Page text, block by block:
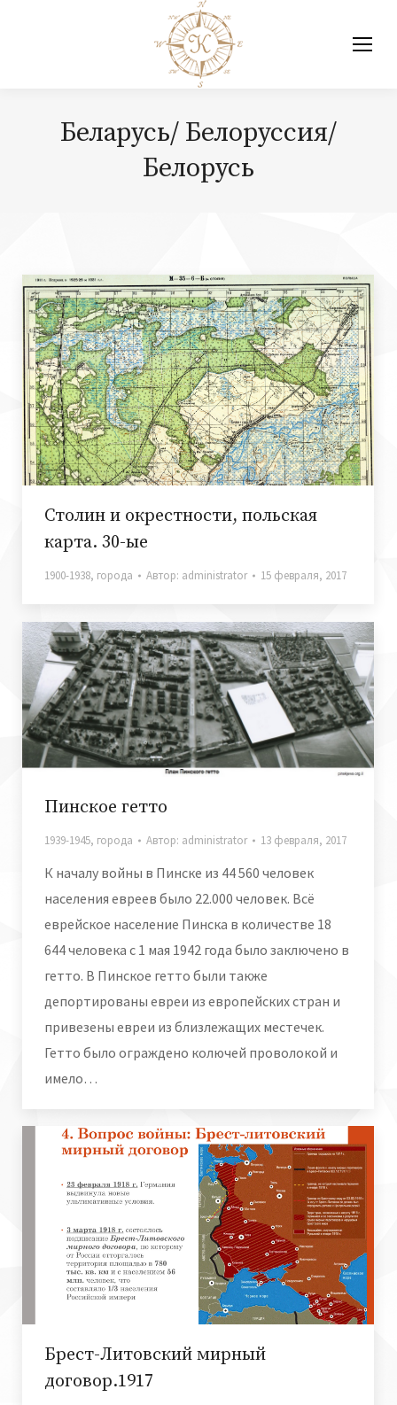
Беларусь/ Белоруссия/
Белорусь
Столин и окрестности, польская
карта. 30-ые
1900-1938, города Автор: administrator 15 февраля, 2017
Пинское гетто
1939-1945, города Автор: administrator 13 февраля, 2017
К началу войны в Пинске из 44 560 человек
населения евреев было 22.000 человек. Всё
еврейское население Пинска в количестве 18
644 человека с 1 мая 1942 года было заключено в
гетто. В Пинское гетто были также
депортированы евреи из европейских стран и
привезены евреи из близлежащих местечек.
Гетто было ограждено колючей проволокой и
имело…
Брест-Литовский мирный
договор.1917